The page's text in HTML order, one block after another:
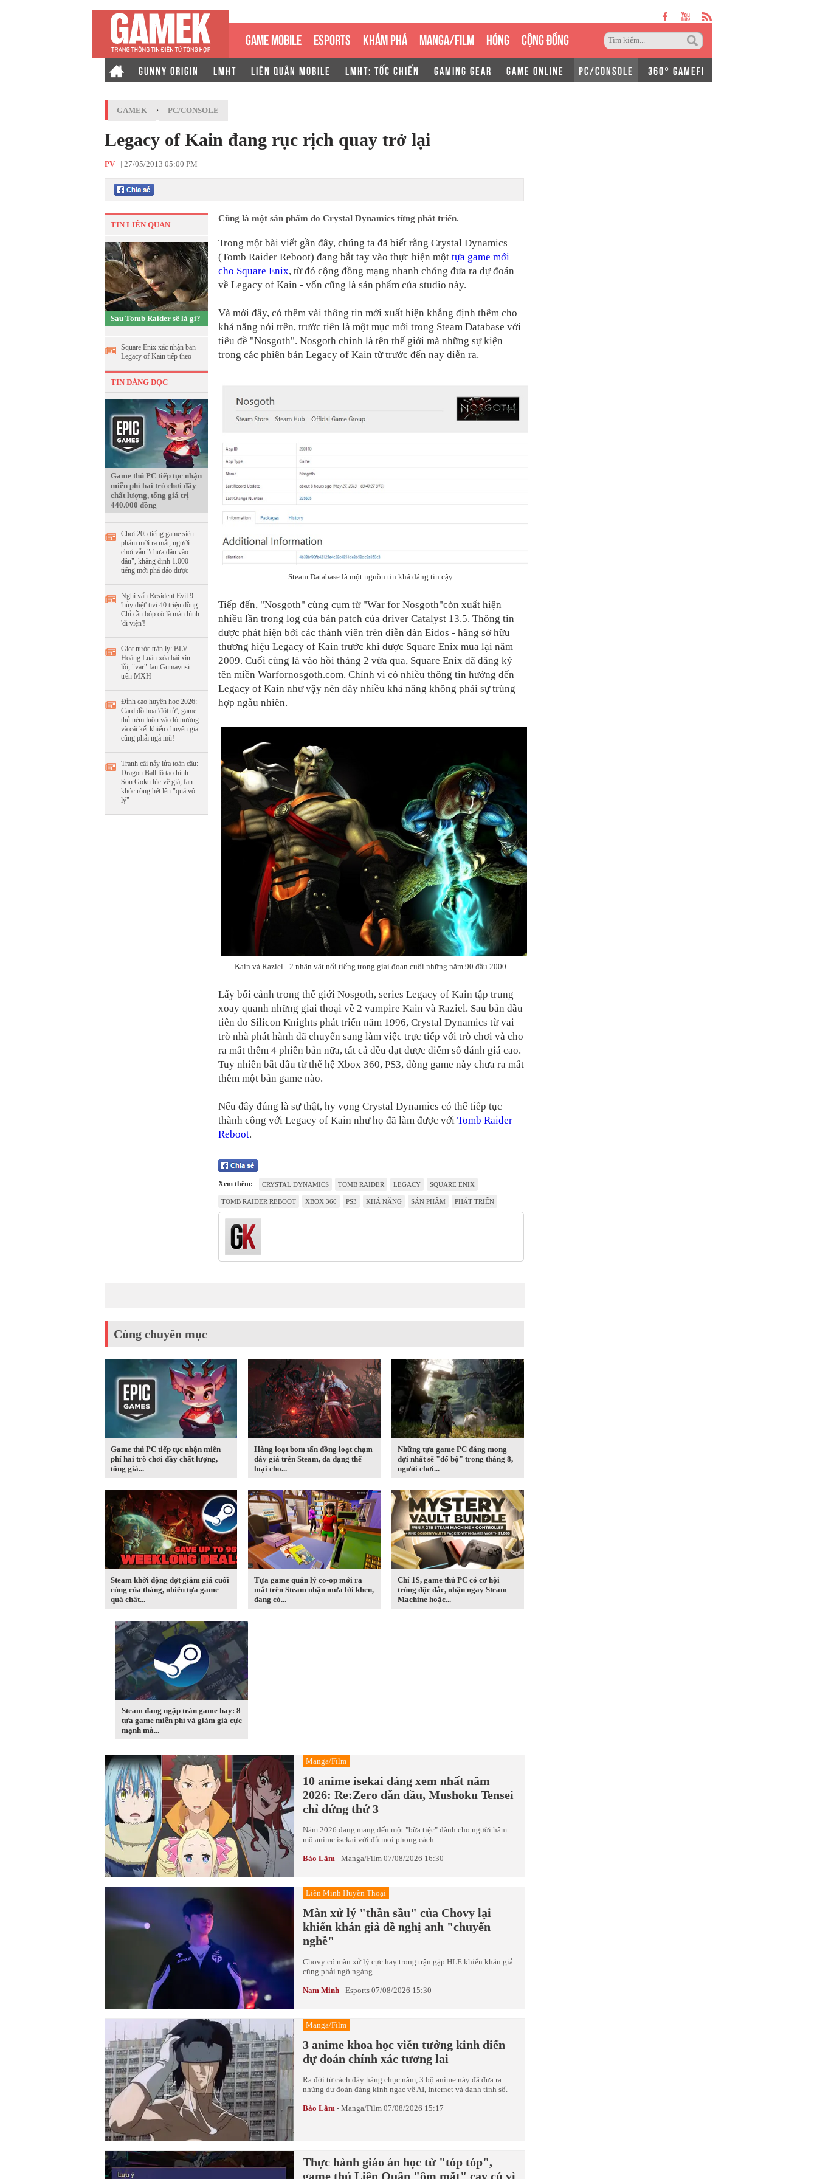
GAME MOBILE ESPORTS KHÁM PHÁ MANGA/FILM HÓNG CỘNG ĐỒNG
GUNNY ORIGIN LMHT LIÊN QUÂN MOBILE LMHT: TỐC CHIẾN GAMING GEAR GAME ONLINE PC/CONSOLE 360° GAMEFI
GAMEK › PC/CONSOLE
Legacy of Kain đang rục rịch quay trở lại
PV | 27/05/2013 05:00 PM
TIN LIÊN QUAN
Sau Tomb Raider sẽ là gì?
Square Enix xác nhận bản
Legacy of Kain tiếp theo
TIN ĐÁNG ĐỌC
Game thủ PC tiếp tục nhận
miễn phí hai trò chơi đầy
chất lượng, tổng giá trị
440.000 đồng
Chơi 205 tiếng game siêu
phẩm mới ra mắt, người
chơi vẫn "chưa đâu vào
đâu", khẳng định 1.000
tiếng mới phá đảo được
Nghi vấn Resident Evil 9
'hủy diệt' tivi 40 triệu đồng:
Chỉ cần bóp cò là màn hình
'đi viện'!
Giọt nước tràn ly: BLV
Hoàng Luân xóa bài xin
lỗi, "var" fan Gumayusi
trên MXH
Đỉnh cao huyền học 2026:
Card đồ họa 'đột tử', game
thủ ném luôn vào lò nướng
và cái kết khiến chuyên gia
cũng phải ngả mũ!
Tranh cãi nảy lửa toàn cầu:
Dragon Ball lộ tạo hình
Son Goku lúc về già, fan
khóc ròng hét lên "quá vô
lý"
Cũng là một sản phẩm do Crystal Dynamics từng phát triển.
Trong một bài viết gần đây, chúng ta đã biết rằng Crystal Dynamics
(Tomb Raider Reboot) đang bắt tay vào thực hiện một tựa game mới
cho Square Enix, từ đó cộng đồng mạng nhanh chóng đưa ra dự đoán
về Legacy of Kain - vốn cũng là sản phẩm của studio này.
Và mới đây, có thêm vài thông tin mới xuất hiện khẳng định thêm cho
khả năng nói trên, trước tiên là một mục mới trong Steam Database với
tiêu đề "Nosgoth". Nosgoth chính là tên thế giới mà những sự kiện
trong các phiên bản Legacy of Kain từ trước đến nay diễn ra.
Steam Database là một nguồn tin khá đáng tin cậy.
Tiếp đến, "Nosgoth" cùng cụm từ "War for Nosgoth"còn xuất hiện
nhiều lần trong log của bản patch của driver Catalyst 13.5. Thông tin
được phát hiện bởi các thành viên trên diễn đàn Eidos - hãng sở hữu
thương hiệu Legacy of Kain trước khi được Square Enix mua lại năm
2009. Cuối cùng là vào hồi tháng 2 vừa qua, Square Enix đã đăng ký
tên miền Warfornosgoth.com. Chính vì có nhiều thông tin hướng đến
Legacy of Kain như vậy nên đây nhiều khả năng không phải sự trùng
hợp ngẫu nhiên.
Kain và Raziel - 2 nhân vật nổi tiếng trong giai đoạn cuối những năm 90 đầu 2000.
Lấy bối cảnh trong thế giới Nosgoth, series Legacy of Kain tập trung
xoay quanh những giai thoại về 2 vampire Kain và Raziel. Sau bản đầu
tiên do Silicon Knights phát triển năm 1996, Crystal Dynamics từ vai
trò nhà phát hành đã chuyển sang làm việc trực tiếp với trò chơi và cho
ra mắt thêm 4 phiên bản nữa, tất cả đều đạt được điểm số đánh giá cao.
Tuy nhiên bắt đầu từ thế hệ Xbox 360, PS3, dòng game này chưa ra mắt
thêm một bản game nào.
Nếu đây đúng là sự thật, hy vọng Crystal Dynamics có thể tiếp tục
thành công với Legacy of Kain như họ đã làm được với Tomb Raider
Reboot.
Xem thêm: CRYSTAL DYNAMICS TOMB RAIDER LEGACY SQUARE ENIX
TOMB RAIDER REBOOT XBOX 360 PS3 KHẢ NĂNG SẢN PHẨM PHÁT TRIỂN
Cùng chuyên mục
Game thủ PC tiếp tục nhận miễn
phí hai trò chơi đầy chất lượng,
tổng giá...
Hàng loạt bom tấn đồng loạt chạm
đáy giá trên Steam, đa dạng thể
loại cho...
Những tựa game PC đáng mong
đợi nhất sẽ "đổ bộ" trong tháng 8,
người chơi...
Steam khởi động đợt giảm giá cuối
cùng của tháng, nhiều tựa game
quá chất...
Tựa game quản lý co-op mới ra
mắt trên Steam nhận mưa lời khen,
đang có...
Chỉ 1$, game thủ PC có cơ hội
trúng độc đắc, nhận ngay Steam
Machine hoặc...
Steam đang ngập tràn game hay: 8
tựa game miễn phí và giảm giá cực
mạnh mà...
Manga/Film
10 anime isekai đáng xem nhất năm
2026: Re:Zero dẫn đầu, Mushoku Tensei
chỉ đứng thứ 3
Năm 2026 đang mang đến một "bữa tiệc" dành cho người hâm
mộ anime isekai với đủ mọi phong cách.
Bảo Lâm - Manga/Film 07/08/2026 16:30
Liên Minh Huyền Thoại
Màn xử lý "thần sầu" của Chovy lại
khiến khán giả đề nghị anh "chuyển
nghề"
Chovy có màn xử lý cực hay trong trận gặp HLE khiến khán giả
cũng phải ngỡ ngàng.
Nam Minh - Esports 07/08/2026 15:30
Manga/Film
3 anime khoa học viễn tưởng kinh điển
dự đoán chính xác tương lai
Ra đời từ cách đây hàng chục năm, 3 bộ anime này đã đưa ra
những dự đoán đáng kinh ngạc về AI, Internet và danh tính số.
Bảo Lâm - Manga/Film 07/08/2026 15:17
Thực hành giáo án học từ "tóp tóp",
game thủ Liên Quân "ôm mặt" cay cú vì